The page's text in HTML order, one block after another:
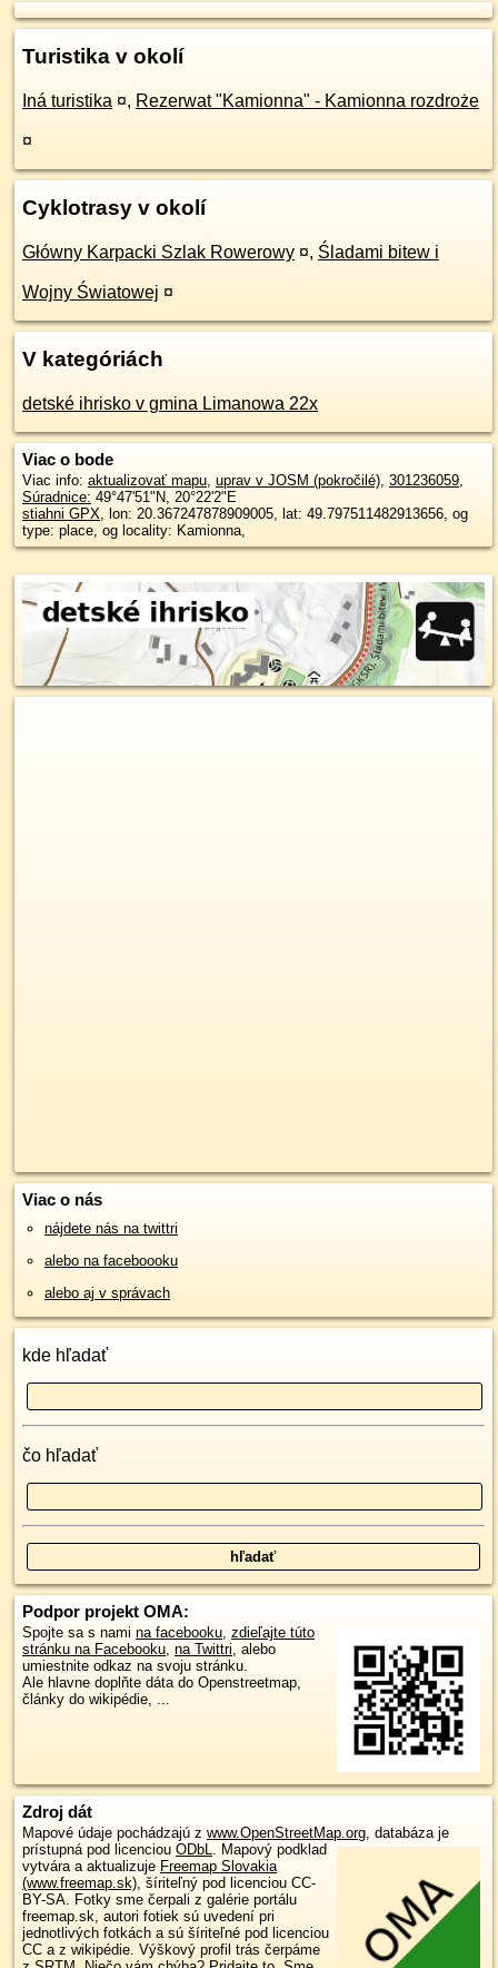
Turistika v okolí
Iná turistika ¤, Rezerwat "Kamionna" - Kamionna rozdroże
¤
Cyklotrasy v okolí
Główny Karpacki Szlak Rowerowy ¤, Śladami bitew i
Wojny Światowej ¤
V kategóriách
detské ihrisko v gmina Limanowa 22x
Viac o bode
Viac info: aktualizovať mapu, uprav v JOSM (pokročilé), 301236059,
Súradnice: 49°47'51"N, 20°22'2"E
stiahni GPX, lon: 20.367247878909005, lat: 49.797511482913656, og
type: place, og locality: Kamionna,
Viac o nás
nájdete nás na twittri
alebo na faceboooku
alebo aj v správach
kde hľadať
čo hľadať
Podpor projekt OMA:
Spojte sa s nami na facebooku, zdieľajte túto
stránku na Facebooku, na Twittri, alebo
umiestnite odkaz na svoju stránku.
Ale hlavne doplňte dáta do Openstreetmap,
články do wikipédie, ...
Zdroj dát
Mapové údaje pochádzajú z www.OpenStreetMap.org, databáza je
prístupná pod licenciou ODbL. Mapový podklad
vytvára a aktualizuje Freemap Slovakia
(www.freemap.sk), šíriteľný pod licenciou CC-
BY-SA. Fotky sme čerpali z galérie portálu
freemap.sk, autori fotiek sú uvedení pri
jednotlivých fotkách a sú šíriteľné pod licenciou
CC a z wikipédie. Výškový profil trás čerpáme